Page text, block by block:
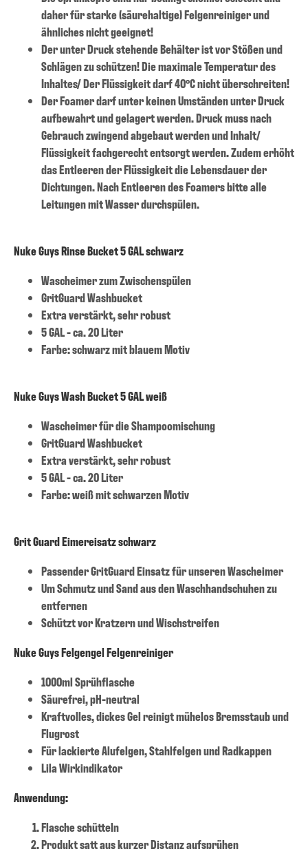
daher für starke (säurehaltige) Felgenreiniger und
ähnliches nicht geeignet!
Der unter Druck stehende Behälter ist vor Stößen und
Schlägen zu schützen! Die maximale Temperatur des
Inhaltes/ Der Flüssigkeit darf 40°C nicht überschreiten!
Der Foamer darf unter keinen Umständen unter Druck
aufbewahrt und gelagert werden. Druck muss nach
Gebrauch zwingend abgebaut werden und Inhalt/
Flüssigkeit fachgerecht entsorgt werden. Zudem erhöht
das Entleeren der Flüssigkeit die Lebensdauer der
Dichtungen. Nach Entleeren des Foamers bitte alle
Leitungen mit Wasser durchspülen.
Nuke Guys Rinse Bucket 5 GAL schwarz
Wascheimer zum Zwischenspülen
GritGuard Washbucket
Extra verstärkt, sehr robust
5 GAL - ca. 20 Liter
Farbe: schwarz mit blauem Motiv
Nuke Guys Wash Bucket 5 GAL weiß
Wascheimer für die Shampoomischung
GritGuard Washbucket
Extra verstärkt, sehr robust
5 GAL - ca. 20 Liter
Farbe: weiß mit schwarzen Motiv
Grit Guard Eimereisatz schwarz
Passender GritGuard Einsatz für unseren Wascheimer
Um Schmutz und Sand aus den Waschhandschuhen zu
entfernen
Schützt vor Kratzern und Wischstreifen
Nuke Guys Felgengel Felgenreiniger
1000ml Sprühflasche
Säurefrei, pH-neutral
Kraftvolles, dickes Gel reinigt mühelos Bremsstaub und
Flugrost
Für lackierte Alufelgen, Stahlfelgen und Radkappen
Lila Wirkindikator
Anwendung:
Flasche schütteln
Produkt satt aus kurzer Distanz aufsprühen